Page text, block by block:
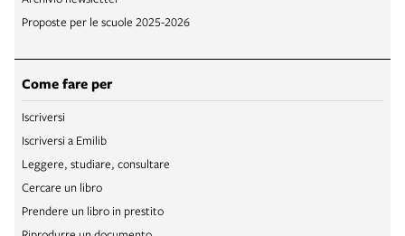
Proposte per le scuole 2025-2026
Come fare per
Iscriversi
Iscriversi a Emilib
Leggere, studiare, consultare
Cercare un libro
Prendere un libro in prestito